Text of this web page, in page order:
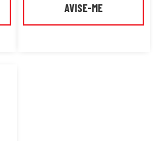
AVISE-ME